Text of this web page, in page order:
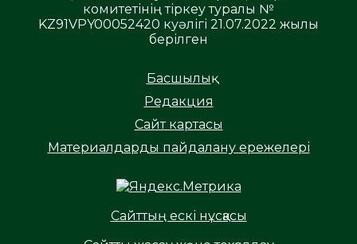
комитетінің тіркеу туралы №
KZ91VPY00052420 куәлігі 21.07.2022 жылы
берілген
Басшылық
Редакция
Сайт картасы
Материалдарды пайдалану ережелері
Сайттың ескі нұсқасы